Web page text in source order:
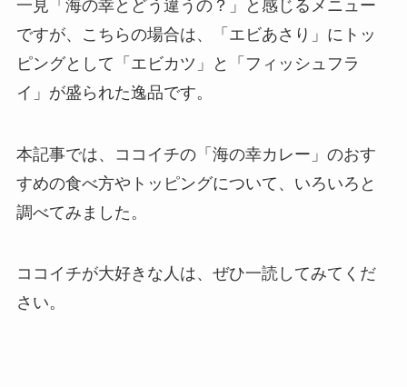
一見「海の幸とどう違うの？」と感じるメニュー
ですが、こちらの場合は、「エビあさり」にトッ
ピングとして「エビカツ」と「フィッシュフラ
イ」が盛られた逸品です。
本記事では、ココイチの「海の幸カレー」のおす
すめの食べ方やトッピングについて、いろいろと
調べてみました。
ココイチが大好きな人は、ぜひ一読してみてくだ
さい。